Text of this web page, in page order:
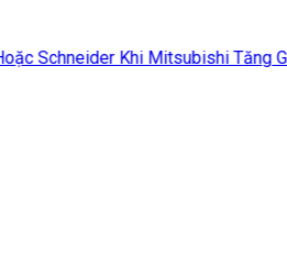
Schneider Khi Mitsubishi Tăng